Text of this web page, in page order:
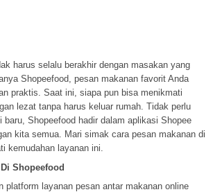
harus selalu berakhir dengan masakan yang
Shopeefood, pesan makanan favorit Anda
praktis. Saat ini, siapa pun bisa menikmati
lezat tanpa harus keluar rumah. Tidak perlu
baru, Shopeefood hadir dalam aplikasi Shopee
kita semua. Mari simak cara pesan makanan di
kemudahan layanan ini.
Shopeefood
platform layanan pesan antar makanan online